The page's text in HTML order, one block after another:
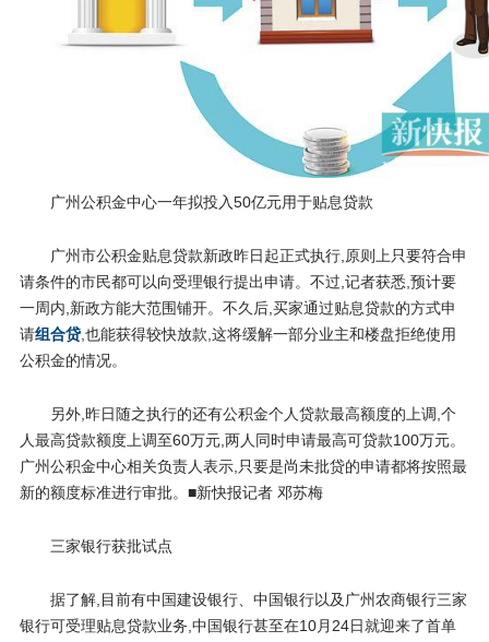
广州公积金中心一年拟投入50亿元用于贴息贷款
广州市公积金贴息贷款新政昨日起正式执行,原则上只要符合申
请条件的市民都可以向受理银行提出申请。不过,记者获悉,预计要
一周内,新政方能大范围铺开。不久后,买家通过贴息贷款的方式申
请组合贷,也能获得较快放款,这将缓解一部分业主和楼盘拒绝使用
公积金的情况。
另外,昨日随之执行的还有公积金个人贷款最高额度的上调,个
人最高贷款额度上调至60万元,两人同时申请最高可贷款100万元。
广州公积金中心相关负责人表示,只要是尚未批贷的申请都将按照最
新的额度标准进行审批。■新快报记者 邓苏梅
三家银行获批试点
据了解,目前有中国建设银行、中国银行以及广州农商银行三家
银行可受理贴息贷款业务,中国银行甚至在10月24日就迎来了首单